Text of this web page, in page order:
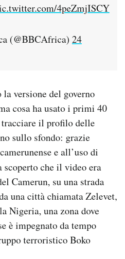
4peZmjISCY
(@BBCAfrica) 24
versione del governo
cosa ha usato i primi 40
il profilo delle
sullo sfondo: grazie
e all’uso di
scoperto che il video era
Camerun, su una strada
una città chiamata Zelevet,
Nigeria, una zona dove
è impegnato da tempo
terroristico Boko